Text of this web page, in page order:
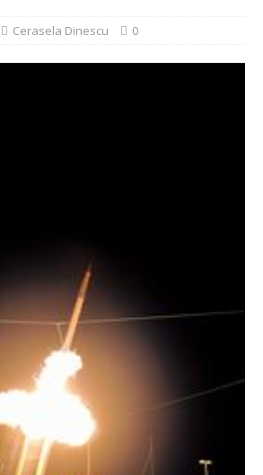
Cerasela Dinescu 0